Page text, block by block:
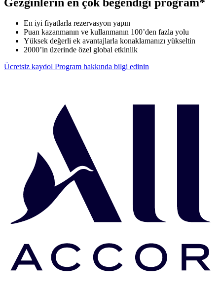
En iyi fiyatlarla rezervasyon yapın
Puan kazanmanın ve kullanmanın 100’den fazla yolu
Yüksek değerli ek avantajlarla konaklamanızı yükseltin
2000’in üzerinde özel global etkinlik
Ücretsiz kaydol Program hakkında bilgi edinin